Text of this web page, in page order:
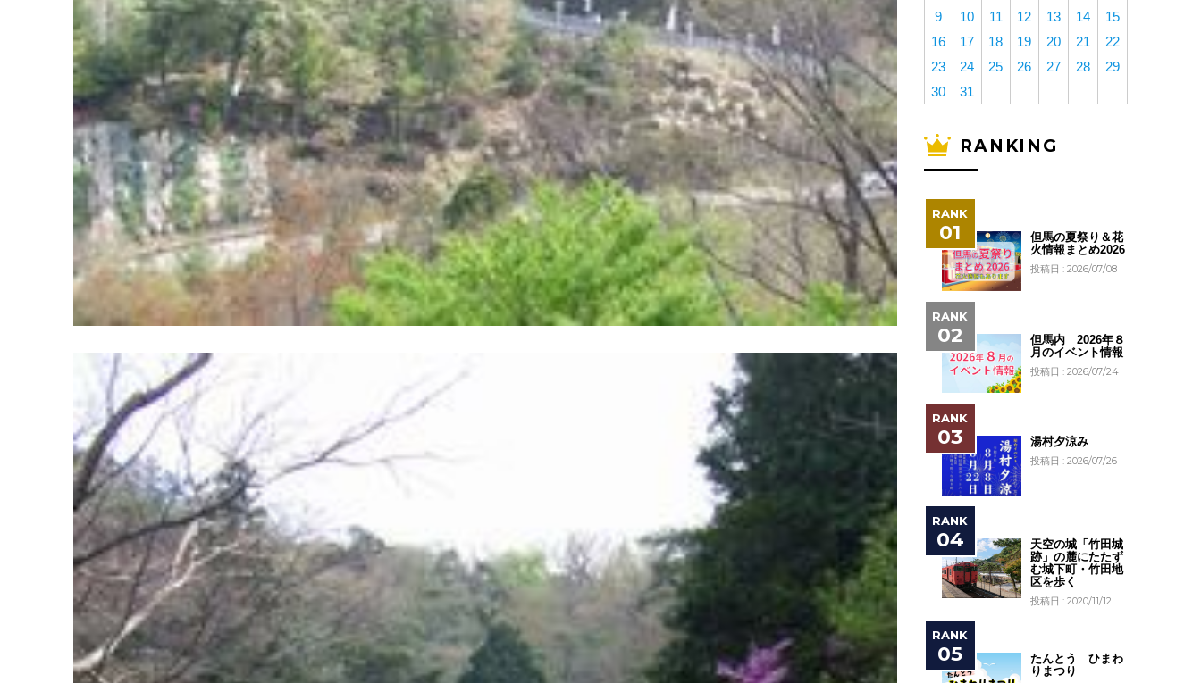
9
10 11 12 13 14
15
16
17 18 19 20 21
22
23
24 25 26 27 28
29
30
31
RANKING
但馬の夏祭り＆花
火情報まとめ2026
投稿日 : 2026/07/08
但馬内 2026年８
月のイベント情報
投稿日 : 2026/07/24
湯村夕涼み
投稿日 : 2026/07/26
天空の城「竹田城
跡」の麓にたたず
む城下町・竹田地
区を歩く
投稿日 : 2020/11/12
たんとう ひまわ
りまつり